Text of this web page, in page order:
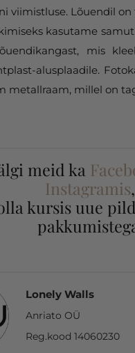
viimistluse. Lõuendil on
kasutame
mis
alusplaadile.
metallraam, millel on
meid ka
Instagramis,
kursis uue
Lonely Walls
Anriato OÜ
Reg.kood 14060230